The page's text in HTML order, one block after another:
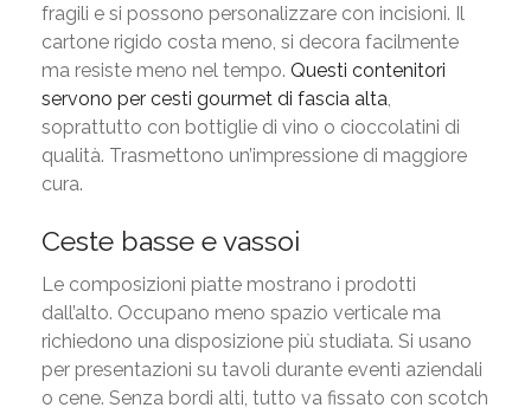
fragili e si possono personalizzare con incisioni. Il
cartone rigido costa meno, si decora facilmente
ma resiste meno nel tempo. Questi contenitori
servono per cesti gourmet di fascia alta,
soprattutto con bottiglie di vino o cioccolatini di
qualità. Trasmettono un’impressione di maggiore
cura.
Ceste basse e vassoi
Le composizioni piatte mostrano i prodotti
dall’alto. Occupano meno spazio verticale ma
richiedono una disposizione più studiata. Si usano
per presentazioni su tavoli durante eventi aziendali
o cene. Senza bordi alti, tutto va fissato con scotch